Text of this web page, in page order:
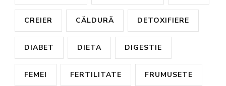
CREIER CĂLDURĂ DETOXIFIERE
DIABET DIETA DIGESTIE
FEMEI FERTILITATE FRUMUSETE